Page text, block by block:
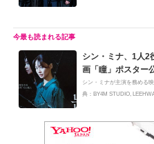
シン・ミナ、1人2
画「瞳」ポスター
シン・ミナが主演を務める
典：BY4M STUDIO,